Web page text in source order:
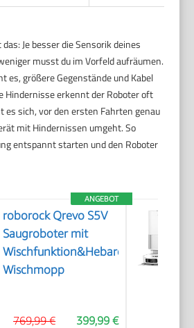
Je besser die Sensorik deines
musst du im Vorfeld aufräumen.
es, größere Gegenstände und Kabel
Hindernisse erkennt der Roboter oft
es sich, vor den ersten Fahrten genau
mit Hindernissen umgeht. So
entspannt starten und den Roboter
ANGEBOT
roborock Qrevo S5V
Saugroboter mit
Wischfunktion&Hebarem
Wischmopp
399,99 €
769,99 €